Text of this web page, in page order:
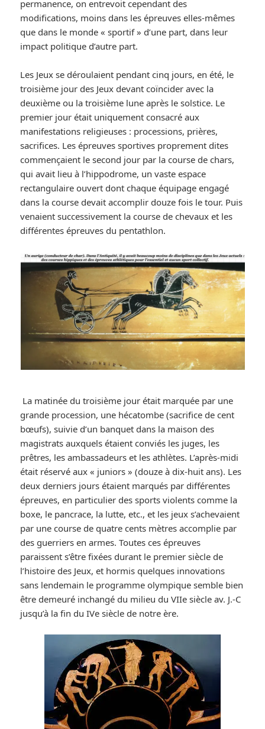
permanence, on entrevoit cependant des
modifications, moins dans les épreuves elles-mêmes
que dans le monde « sportif » d’une part, dans leur
impact politique d’autre part.
Les Jeux se déroulaient pendant cinq jours, en été, le
troisième jour des Jeux devant coïncider avec la
deuxième ou la troisième lune après le solstice. Le
premier jour était uniquement consacré aux
manifestations religieuses : processions, prières,
sacrifices. Les épreuves sportives proprement dites
commençaient le second jour par la course de chars,
qui avait lieu à l’hippodrome, un vaste espace
rectangulaire ouvert dont chaque équipage engagé
dans la course devait accomplir douze fois le tour. Puis
venaient successivement la course de chevaux et les
différentes épreuves du pentathlon.
La matinée du troisième jour était marquée par une
grande procession, une hécatombe (sacrifice de cent
bœufs), suivie d’un banquet dans la maison des
magistrats auxquels étaient conviés les juges, les
prêtres, les ambassadeurs et les athlètes. L’après-midi
était réservé aux « juniors » (douze à dix-huit ans). Les
deux derniers jours étaient marqués par différentes
épreuves, en particulier des sports violents comme la
boxe, le pancrace, la lutte, etc., et les jeux s’achevaient
par une course de quatre cents mètres accomplie par
des guerriers en armes. Toutes ces épreuves
paraissent s’être fixées durant le premier siècle de
l’histoire des Jeux, et hormis quelques innovations
sans lendemain le programme olympique semble bien
être demeuré inchangé du milieu du VIIe siècle av. J.-C
jusqu’à la fin du IVe siècle de notre ère.